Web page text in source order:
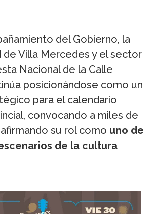
del Gobierno, la
de Villa Mercedes y el sector
Nacional de la Calle
posicionándose como un
para el calendario
convocando a miles de
su rol como uno de
de la cultura